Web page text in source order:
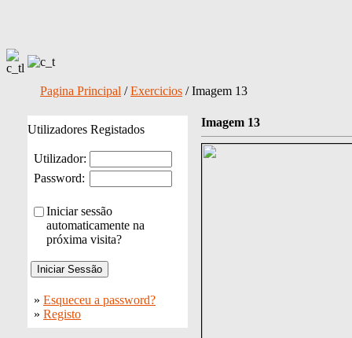
Pagina Principal /Exercicios / Imagem 13
Utilizadores Registados
Utilizador:
Password:
Iniciar sessão
automaticamente na
próxima visita?
» Esqueceu a password?
» Registo
Imagem 13